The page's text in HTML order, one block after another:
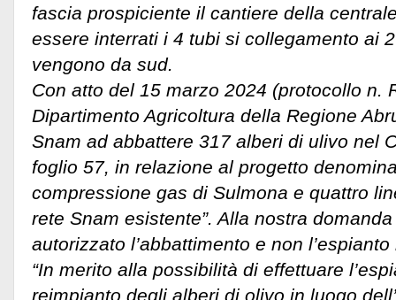
fascia prospiciente il cantiere della
essere interrati i 4 tubi si collegamento ai
vengono da sud.
Con atto del 15 marzo 2024 (protocollo n.
Dipartimento Agricoltura della Regione
Snam ad abbattere 317 alberi di ulivo nel
foglio 57, in relazione al progetto
compressione gas di Sulmona e quattro
rete Snam esistente”. Alla nostra
autorizzato l’abbattimento e non
“In merito alla possibilità di effettuare
reimpianto degli alberi di olivo in luogo